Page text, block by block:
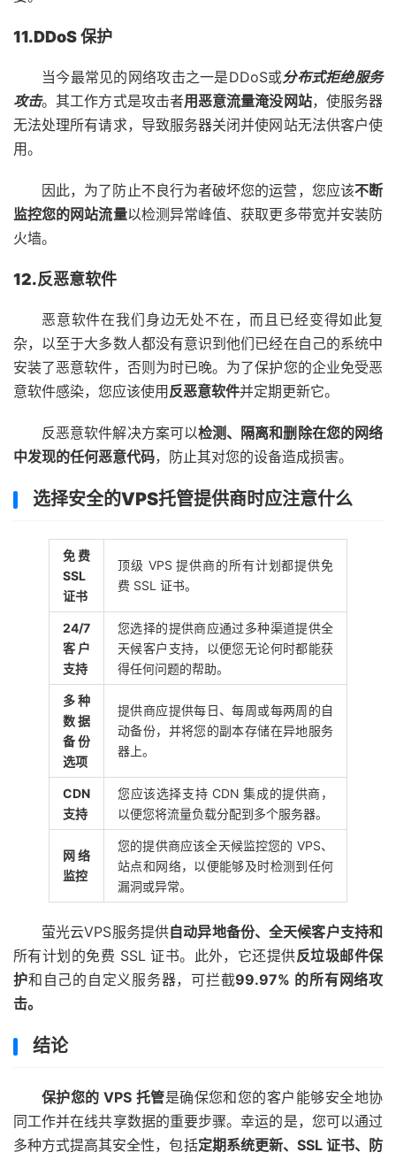
11.DDoS 保护
当今最常见的网络攻击之一是DDoS或分布式拒绝服务
攻击。其工作方式是攻击者用恶意流量淹没网站，使服务器
无法处理所有请求，导致服务器关闭并使网站无法供客户使
用。
因此，为了防止不良行为者破坏您的运营，您应该不断
监控您的网站流量以检测异常峰值、获取更多带宽并安装防
火墙。
12.反恶意软件
恶意软件在我们身边无处不在，而且已经变得如此复
杂，以至于大多数人都没有意识到他们已经在自己的系统中
安装了恶意软件，否则为时已​​晚。为了保护您的企业免受恶
意软件感染，您应该使用反恶意软件并定期更新它。
反恶意软件解决方案可以检测、隔离和删除在您的网络
中发现的任何恶意代码，防止其对您的设备造成损害。
选择安全的VPS托管提供商时应注意什么
免费
SSL
证书
顶级 VPS 提供商的所有计划都提供免
费 SSL 证书。
24/7
客户
支持
您选择的提供商应通过多种渠道提供全
天候客户支持，以便您无论何时都能获
得任何问题的帮助。
多种
数据
备份
选项
提供商应提供每日、每周或每两周的自
动备份，并将您的副本存储在异地服务
器上。
CDN
支持
您应该选择支持 CDN 集成的提供商，
以便您将流量负载分配到多个服务器。
网络
监控
您的提供商应该全天候监控您的 VPS、
站点和网络，以便能够及时检测到任何
漏洞或异常。
萤光云VPS服务提供自动异地备份、全天候客户支持和
所有计划的免费 SSL 证书。此外，它还提供反垃圾邮件保
护和自己的自定义 服务器，可拦截99.97% 的所有网络攻
击。
结论
保护您的 VPS 托管是确保您和您的客户能够安全地协
同工作并在线共享数据的重要步骤。幸运的是，您可以通过
多种方式提高其安全性，包括定期系统更新、SSL 证书、防